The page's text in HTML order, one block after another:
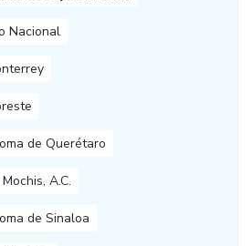
Nacional
de Querétaro
A.C.
de Sinaloa